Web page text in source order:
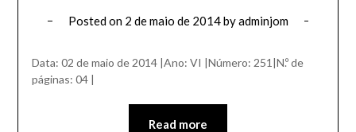
Posted on 2 de maio de 2014byadminjom
Data: 02 de maio de 2014 |Ano: VI |Número: 251|N.º de
páginas: 04 |
Read more